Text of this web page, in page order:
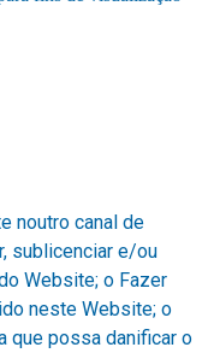
noutro canal de
sublicenciar e/ou
Website; o Fazer
neste Website; o
que possa danificar o